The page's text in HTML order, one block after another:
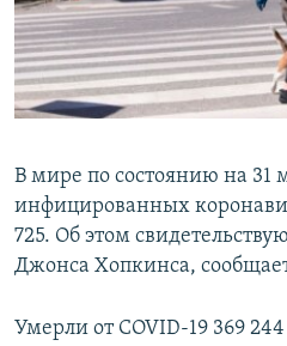
ПОБЕДИТЕЛЕЙ НЕ СУДЯТ?
КРЫМ.НЕПОКОРЕННЫЙ
ELIFBE
ПРИСОЕДИНЯЙТЕСЬ!
Все сайты RFE/RL
В мире по состоянию на 31
инфицированных
725. Об этом
Джонса Хопкинса,
Умерли от COVID-19 369